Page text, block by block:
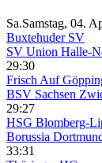
Sa.Samstag, 04.
Buxtehuder SV
SV Union Halle-
29:30
Frisch Auf
BSV Sachsen
29:27
HSG Blomberg-
Borussia
33:31